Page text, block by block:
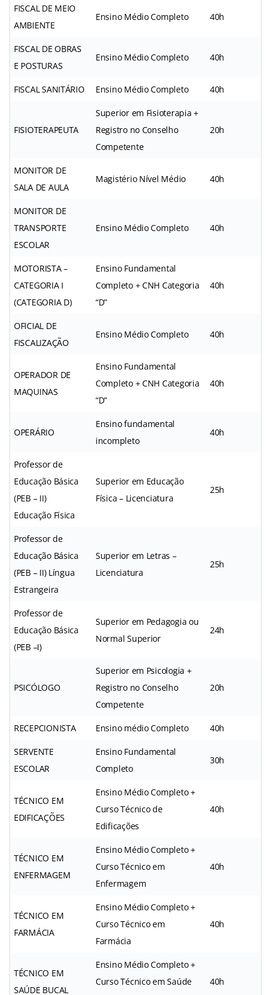
FISCAL DE MEIO
AMBIENTE
Ensino Médio Completo 40h
FISCAL DE OBRAS
E POSTURAS
Ensino Médio Completo 40h
FISCAL SANITÁRIO Ensino Médio Completo 40h
FISIOTERAPEUTA
Superior em Fisioterapia +
Registro no Conselho
Competente
20h
MONITOR DE
SALA DE AULA
Magistério Nível Médio 40h
MONITOR DE
TRANSPORTE
ESCOLAR
Ensino Médio Completo 40h
MOTORISTA –
CATEGORIA I
(CATEGORIA D)
Ensino Fundamental
Completo + CNH Categoria
“D”
40h
OFICIAL DE
FISCALIZAÇÃO
Ensino Médio Completo 40h
OPERADOR DE
MAQUINAS
Ensino Fundamental
Completo + CNH Categoria
“D”
40h
OPERÁRIO
Ensino fundamental
incompleto
40h
Professor de
Educação Básica
(PEB – II)
Educação Física
Superior em Educação
Física – Licenciatura
25h
Professor de
Educação Básica
(PEB – II) Língua
Estrangeira
Superior em Letras –
Licenciatura
25h
Professor de
Educação Básica
(PEB –I)
Superior em Pedagogia ou
Normal Superior
24h
PSICÓLOGO
Superior em Psicologia +
Registro no Conselho
Competente
20h
RECEPCIONISTA Ensino médio Completo 40h
SERVENTE
ESCOLAR
Ensino Fundamental
Completo
30h
TÉCNICO EM
EDIFICAÇÕES
Ensino Médio Completo +
Curso Técnico de
Edificações
40h
TÉCNICO EM
ENFERMAGEM
Ensino Médio Completo +
Curso Técnico em
Enfermagem
40h
TÉCNICO EM
FARMÁCIA
Ensino Médio Completo +
Curso Técnico em
Farmácia
40h
TÉCNICO EM
SAÚDE BUCAL
Ensino Médio Completo +
Curso Técnico em Saúde
40h